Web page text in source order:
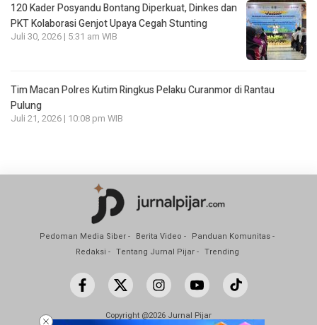
120 Kader Posyandu Bontang Diperkuat, Dinkes dan
PKT Kolaborasi Genjot Upaya Cegah Stunting
Juli 30, 2026 | 5:31 am WIB
Tim Macan Polres Kutim Ringkus Pelaku Curanmor di Rantau
Pulung
Juli 21, 2026 | 10:08 pm WIB
Pedoman Media Siber Berita Video
Panduan Komunitas
Redaksi
Tentang Jurnal Pijar Trending
Copyright @2026 Jurnal Pijar